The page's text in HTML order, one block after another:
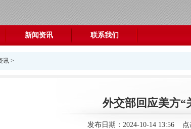
新闻资讯 联系我们
讯 >
外交部回应美方“
发布日期：2024-10-14 13:56 点